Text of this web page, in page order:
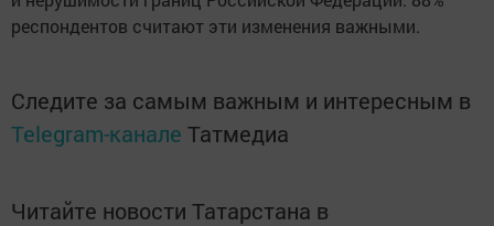
респондентов считают эти изменения важными.
Следите за самым важным и интересным в
Telegram-канале Татмедиа
Читайте новости Татарстана в